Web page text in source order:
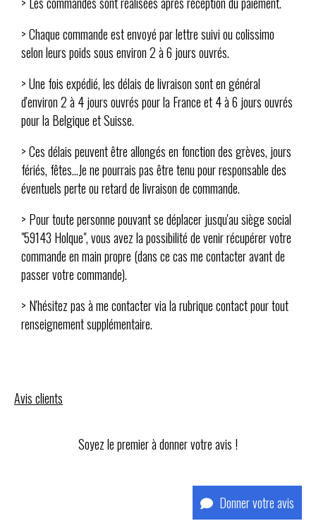
> Chaque commande est envoyé par lettre suivi ou colissimo
selon leurs poids sous environ 2 à 6 jours ouvrés.
> Une fois expédié, les délais de livraison sont en général
d'environ 2 à 4 jours ouvrés pour la France et 4 à 6 jours ouvrés
pour la Belgique et Suisse.
> Ces délais peuvent être allongés en fonction des grèves, jours
fériés, fêtes...Je ne pourrais pas être tenu pour responsable des
éventuels perte ou retard de livraison de commande.
> Pour toute personne pouvant se déplacer jusqu'au siège social
"59143 Holque", vous avez la possibilité de venir récupérer votre
commande en main propre (dans ce cas me contacter avant de
passer votre commande).
> N'hésitez pas à me contacter via la rubrique contact pour tout
renseignement supplémentaire.
Avis clients
Soyez le premier à donner votre avis !
Donner votre avis